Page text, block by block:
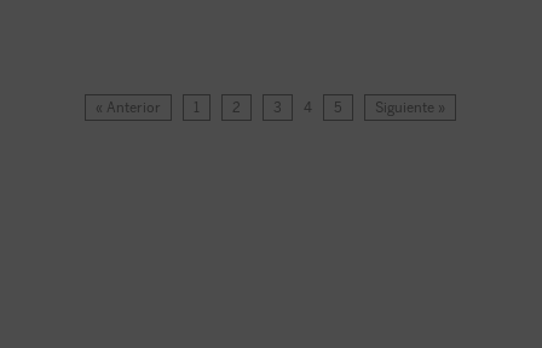
« Anterior 1 2 3 4 5 Siguiente »